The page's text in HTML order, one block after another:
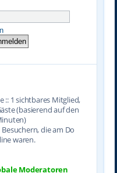
:: 1 sichtbares Mitglied,
(basierend auf den
Besuchern, die am Do
waren.
Moderatoren